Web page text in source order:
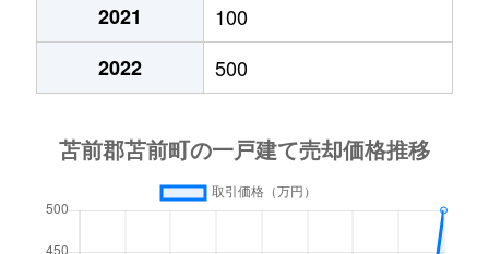
2021
100
2022
500